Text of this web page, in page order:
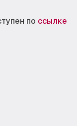
по ссылке